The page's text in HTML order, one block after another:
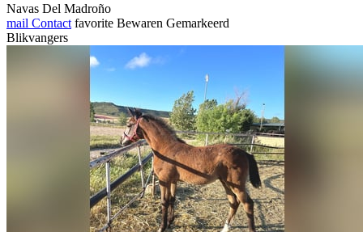
Navas Del Madroño
mail Contact favorite Bewaren Gemarkeerd
Blikvangers